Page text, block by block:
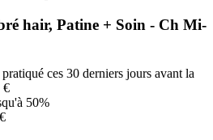
hair, Patine + Soin - Ch Mi-
ces 30 derniers jours avant la
€
50%